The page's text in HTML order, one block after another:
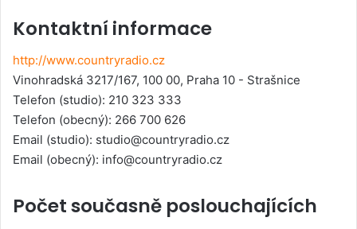
Kontaktní informace
http://www.countryradio.cz
Vinohradská 3217/167, 100 00, Praha 10 - Strašnice
Telefon (studio): 210 323 333
Telefon (obecný): 266 700 626
Email (studio): studio@countryradio.cz
Email (obecný): info@countryradio.cz
Počet současně poslouchajících